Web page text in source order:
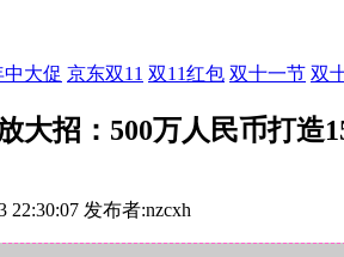
中大促 京东双11 双11红包 双十一节 双
大招：500万人民币打造
22:30:07 发布者:nzcxh